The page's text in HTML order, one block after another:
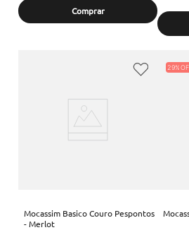
Comprar
Mocassim Basico Couro Pespontos
- Merlot
29%